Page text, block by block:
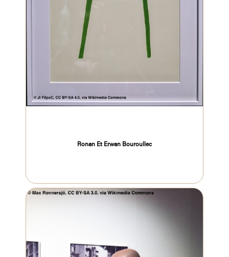
Ronan Et Erwan Bouroullec